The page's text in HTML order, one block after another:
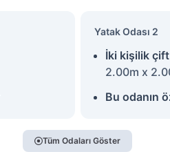
Yatak Odası 2
İki kişilik
2.00m x
Bu odanın
Tüm Odaları Göster